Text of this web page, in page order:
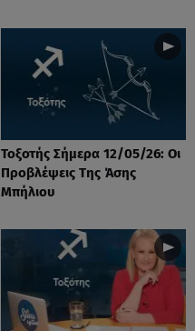
Τοξοτής Σήμερα 12/05/26: Οι
Προβλέψεις Της Άσης
Μπήλιου